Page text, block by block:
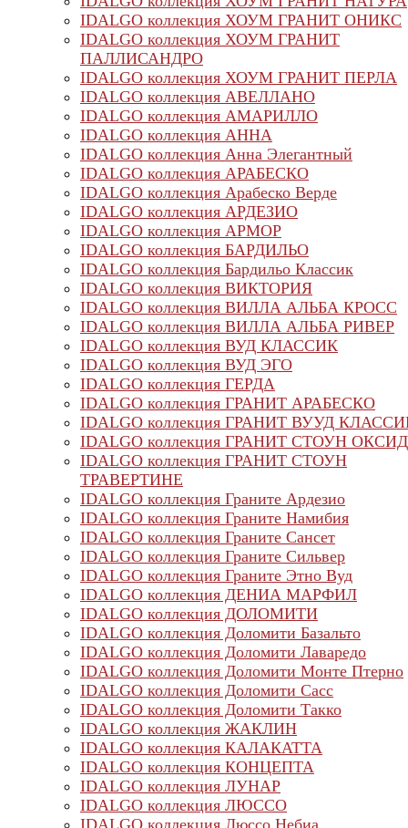
IDALGO коллекция ХОУМ ГРАНИТ ОНИКС
IDALGO коллекция ХОУМ ГРАНИТ
ПАЛЛИСАНДРО
IDALGO коллекция ХОУМ ГРАНИТ ПЕРЛА
IDALGO коллекция АВЕЛЛАНО
IDALGO коллекция АМАРИЛЛО
IDALGO коллекция АННА
IDALGO коллекция Анна Элегантный
IDALGO коллекция АРАБЕСКО
IDALGO коллекция Арабеско Верде
IDALGO коллекция АРДЕЗИО
IDALGO коллекция АРМОР
IDALGO коллекция БАРДИЛЬО
IDALGO коллекция Бардильо Классик
IDALGO коллекция ВИКТОРИЯ
IDALGO коллекция ВИЛЛА АЛЬБА КРОСС
IDALGO коллекция ВИЛЛА АЛЬБА РИВЕР
IDALGO коллекция ВУД КЛАССИК
IDALGO коллекция ВУД ЭГО
IDALGO коллекция ГЕРДА
IDALGO коллекция ГРАНИТ АРАБЕСКО
IDALGO коллекция ГРАНИТ ВУУД
IDALGO коллекция ГРАНИТ СТОУН
IDALGO коллекция ГРАНИТ СТОУН
ТРАВЕРТИНЕ
IDALGO коллекция Граните Ардезио
IDALGO коллекция Граните Намибия
IDALGO коллекция Граните Сансет
IDALGO коллекция Граните Сильвер
IDALGO коллекция Граните Этно Вуд
IDALGO коллекция ДЕНИА МАРФИЛ
IDALGO коллекция ДОЛОМИТИ
IDALGO коллекция Доломити Базальто
IDALGO коллекция Доломити Лаваредо
IDALGO коллекция Доломити Монте Птерно
IDALGO коллекция Доломити Сасс
IDALGO коллекция Доломити Такко
IDALGO коллекция ЖАКЛИН
IDALGO коллекция КАЛАКАТТА
IDALGO коллекция КОНЦЕПТА
IDALGO коллекция ЛУНАР
IDALGO коллекция ЛЮССО
IDALGO коллекция Люссо Небиа